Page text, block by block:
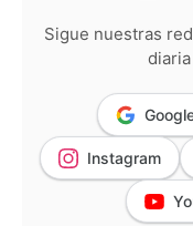
Sigue nuestras
Instagram